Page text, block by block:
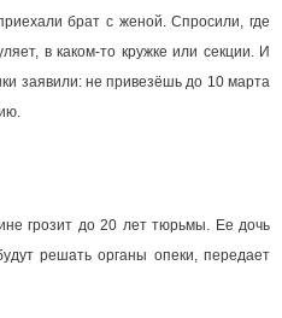
брат с женой. Спросили, где
в каком-то кружке или секции. И
заявили: не привезёшь до 10 марта
грозит до 20 лет тюрьмы. Ее дочь
решать органы опеки, передает